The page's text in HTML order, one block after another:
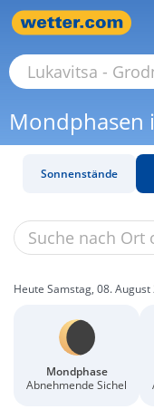
Mondphasen
Sonnenstände
Heute Samstag, 08. August
Mondphase
Abnehmende Sichel